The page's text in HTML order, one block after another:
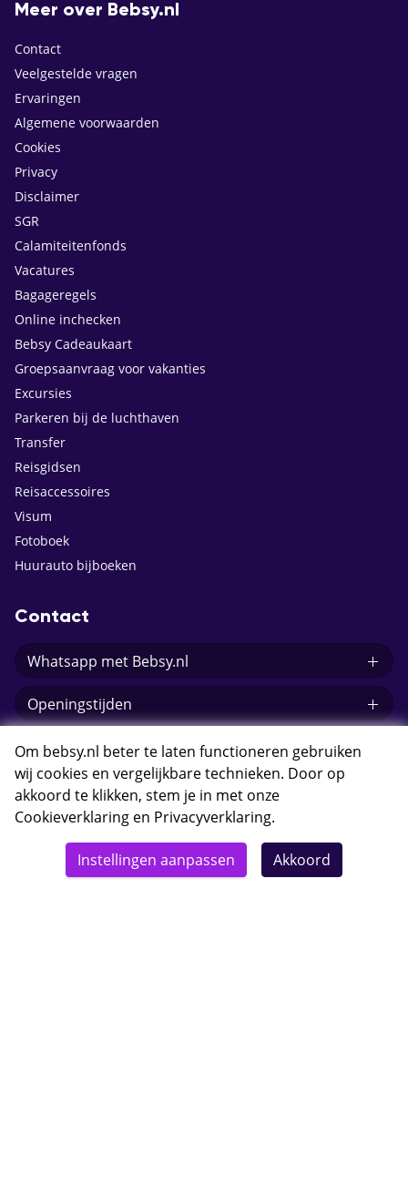
Meer over Bebsy.nl
Contact
Veelgestelde vragen
Ervaringen
Algemene voorwaarden
Cookies
Privacy
Disclaimer
SGR
Calamiteitenfonds
Vacatures
Bagageregels
Online inchecken
Bebsy Cadeaukaart
Groepsaanvraag voor vakanties
Excursies
Parkeren bij de luchthaven
Transfer
Reisgidsen
Reisaccessoires
Visum
Fotoboek
Huurauto bijboeken
Contact
Whatsapp met Bebsy.nl
Openingstijden
E-mail Bebsy.nl
© 2026 Bebsy.nl
Om bebsy.nl beter te laten functioneren gebruiken
wij cookies en vergelijkbare technieken. Door op
akkoord te klikken, stem je in met onze
Cookieverklaring en Privacyverklaring.
Instellingen aanpassen Akkoord